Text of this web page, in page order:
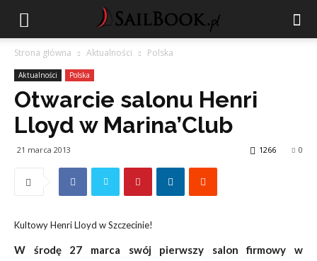
Strona główna Aktualności Polska
Aktualności Polska
Otwarcie salonu Henri
Lloyd w Marina’Club
21 marca 2013 0
1266
Kultowy Henri Lloyd w Szczecinie!
W środę 27 marca swój pierwszy salon firmowy w